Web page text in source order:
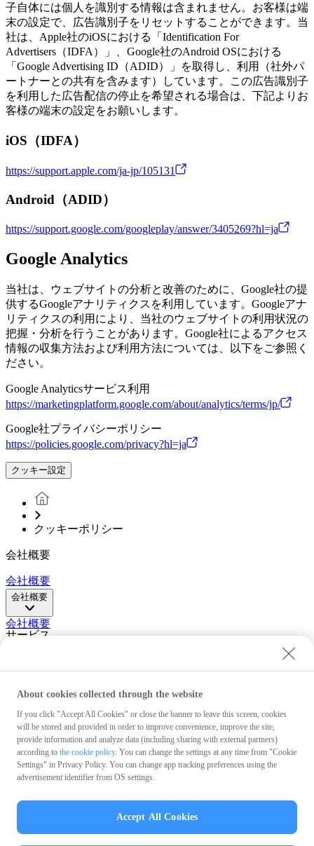
子自体には個人を識別する情報は含まれません。お客様は端
末の設定で、広告識別子をリセットすることができます。当
社は、Apple社のiOSにおける「Identification For
Advertisers（IDFA）」、Google社のAndroid OSにおける
「Google Advertising ID（ADID）」を取得し、利用（社外パ
ートナーとの共有を含みます）しています。この広告識別子
を利用した広告配信の停止を希望される場合は、下記よりお
客様の端末の設定をお願いします。
iOS（IDFA）
https://support.apple.com/ja-jp/105131
Android（ADID）
https://support.google.com/googleplay/answer/3405269?hl=ja
Google Analytics
当社は、ウェブサイトの分析と改善のために、Google社の提
供するGoogleアナリティクスを利用しています。Googleアナ
リティクスの利用により、当社のウェブサイトの利用状況の
把握・分析を行うことがあります。Google社によるアクセス
情報の収集方法および利用方法については、以下をご参照く
ださい。
Google Analyticsサービス利用
https://marketingplatform.google.com/about/analytics/terms/jp/
Google社プライバシーポリシー
https://policies.google.com/privacy?hl=ja
クッキー設定
クッキーポリシー
会社概要
会社概要
会社概要
会社概要
サービス
サービス
PayCAS Mobile
PayPayグループ企業
PayPay株式会社 PayPayカード株式会社
PayPay銀行株式会
PayPay証券株式会社 PayPay India Pvt. Ltd.
クレジット
エンジン株式会社
PayPayカード株式会社
PayPay India Pvt. Ltd.
反社会的勢力に対する方針
About cookies collected through the website
If you click "Accept All Cookies" or close the banner to leave this screen, cookies
will be stored and provided in order to improve convenience, improve the site,
provide information and analyze data (including sharing with external partners)
according to the cookie policy. You can change the settings at any time from "Cookie
Settings" in Privacy Policy. You can change app tracking preferences using the
advertisement identifier from OS settings.
Accept All Cookies